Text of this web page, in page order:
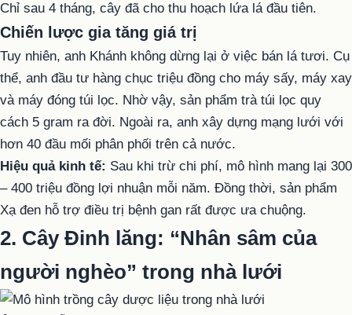
Chỉ sau 4 tháng, cây đã cho thu hoạch lứa lá đầu tiên.
Chiến lược gia tăng giá trị
Tuy nhiên, anh Khánh không dừng lại ở việc bán lá tươi. Cụ
thể, anh đầu tư hàng chục triệu đồng cho máy sấy, máy xay
và máy đóng túi lọc. Nhờ vậy, sản phẩm trà túi lọc quy
cách 5 gram ra đời. Ngoài ra, anh xây dựng mạng lưới với
hơn 40 đầu mối phân phối trên cả nước.
Hiệu quả kinh tế: Sau khi trừ chi phí, mô hình mang lại 300
– 400 triệu đồng lợi nhuận mỗi năm. Đồng thời, sản phẩm
Xạ đen hỗ trợ điều trị bệnh gan rất được ưa chuộng.
2. Cây Đinh lăng: “Nhân sâm của
người nghèo” trong nhà lưới